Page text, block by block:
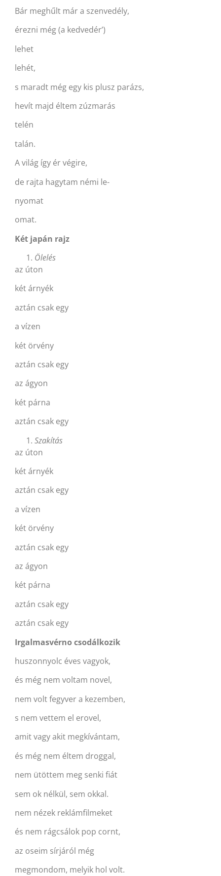
Bár meghűlt már a szenvedély,
érezni még (a kedvedér’)
lehet
lehét,
s maradt még egy kis plusz parázs,
hevít majd éltem zúzmarás
telén
talán.
A világ így ér végire,
de rajta hagytam némi le-
nyomat
omat.
Két japán rajz
Ölelés
az úton
két árnyék
aztán csak egy
a vízen
két örvény
aztán csak egy
az ágyon
két párna
aztán csak egy
Szakítás
az úton
két árnyék
aztán csak egy
a vízen
két örvény
aztán csak egy
az ágyon
két párna
aztán csak egy
aztán csak egy
Irgalmasvérno csodálkozik
huszonnyolc éves vagyok,
és még nem voltam novel,
nem volt fegyver a kezemben,
s nem vettem el erovel,
amit vagy akit megkívántam,
és még nem éltem droggal,
nem ütöttem meg senki fiát
sem ok nélkül, sem okkal.
nem nézek reklámfilmeket
és nem rágcsálok pop cornt,
az oseim sírjáról még
megmondom, melyik hol volt.